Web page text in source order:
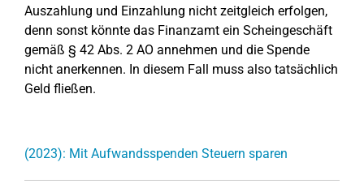
Auszahlung und Einzahlung nicht zeitgleich erfolgen,
denn sonst könnte das Finanzamt ein Scheingeschäft
gemäß § 42 Abs. 2 AO annehmen und die Spende
nicht anerkennen. In diesem Fall muss also tatsächlich
Geld fließen.
(2023): Mit Aufwandsspenden Steuern sparen